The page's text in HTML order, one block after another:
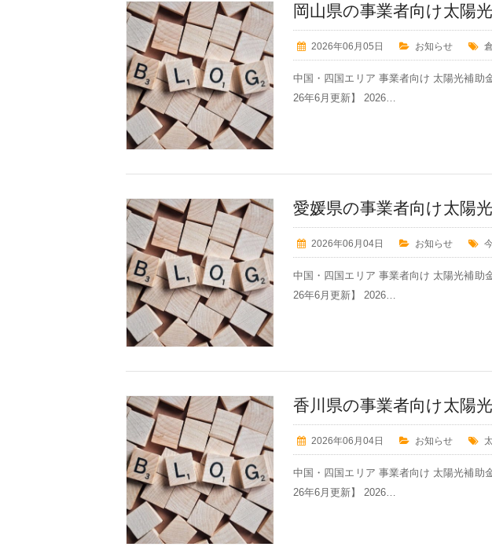
岡山県の事業者向け太陽
2026年06月05日 お知らせ
中国・四国エリア 事業者向け 太陽光補助
26年6月更新】 2026…
愛媛県の事業者向け太陽
2026年06月04日 お知らせ
中国・四国エリア 事業者向け 太陽光補助
26年6月更新】 2026…
香川県の事業者向け太陽
2026年06月04日 お知らせ
中国・四国エリア 事業者向け 太陽光補助
26年6月更新】 2026…